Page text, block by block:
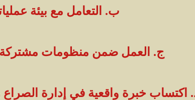
ب. التعامل مع بيئة
ج. العمل ضمن منظومات مشتركة
اكتساب خبرة واقعية في إدارة